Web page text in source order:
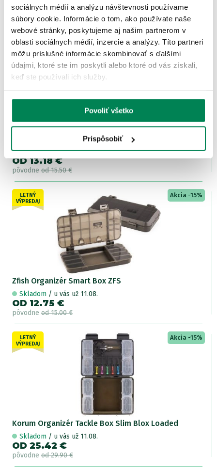
sociálnych médií a analýzu návštevnosti používame
súbory cookie. Informácie o tom, ako používate naše
webové stránky, poskytujeme aj našim partnerom v
oblasti sociálnych médií, inzercie a analýzy. Títo partneri
môžu príslušné informácie skombinovať s ďalšími
údajmi, ktoré ste im poskytli alebo ktoré od vás získali,
keď ste používali ich služby.
Povoliť všetko
Prispôsobiť
Skladom / u vás už 11.08.
OD 26.78 €
pôvodneod 31.50 €
LETNÝ
VÝPREDAJ
Akcia -15%
Zfish Organizér Smart Box ZFX
Skladom/ u vás už 11.08.
OD 13.18 €
pôvodne od 15.50 €
LETNÝ
VÝPREDAJ
Akcia -15%
Zfish Organizér Smart Box ZFS
Skladom / u vás už 11.08.
OD 12.75 €
pôvodne od 15.00 €
LETNÝ
VÝPREDAJ
Akcia -15%
Korum Organizér Tackle Box Slim Blox Loaded
Skladom / u vás už 11.08.
OD 25.42 €
pôvodne od 29.90 €